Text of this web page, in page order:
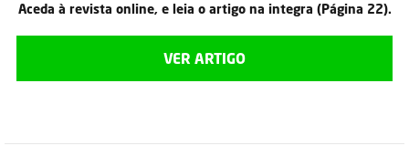
Aceda à revista online, e leia o artigo na integra (Página 22).
VER ARTIGO